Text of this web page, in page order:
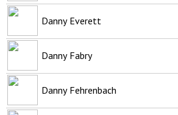
Danny Everett
Danny Fabry
Danny Fehrenbach